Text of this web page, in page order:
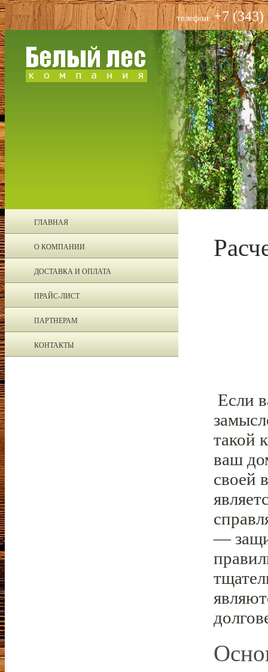
телефон:+7 (343)
ГЛАВНАЯ
О КОМПАНИИ
ДОСТАВКА И ОПЛАТА
ПРАЙС-ЛИСТ
ПАРТНЕРАМ
КОНТАКТЫ
Если
такой
ваш
своей
—